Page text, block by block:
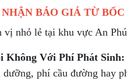
BÁO GIÁ TỪ
vị nhỏ lẻ tại khu vực An
Không Với Phí Phát Sinh:
phí cầu đường hay